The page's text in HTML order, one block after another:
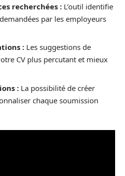
recherchées : L’outil identifie
par les employeurs
: Les suggestions de
CV plus percutant et mieux
: La possibilité de créer
chaque soumission